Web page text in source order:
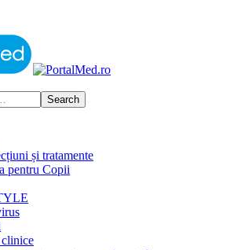
și tratamente
pentru Copii